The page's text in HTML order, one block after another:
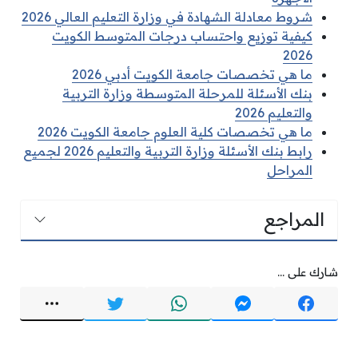
شروط معادلة الشهادة في وزارة التعليم العالي 2026
كيفية توزيع واحتساب درجات المتوسط الكويت
2026
ما هي تخصصات جامعة الكويت أدبي 2026
بنك الأسئلة للمرحلة المتوسطة وزارة التربية
والتعليم 2026
ما هي تخصصات كلية العلوم جامعة الكويت 2026
رابط بنك الأسئلة وزارة التربية والتعليم 2026 لجميع
المراحل
المراجع
شارك على ...